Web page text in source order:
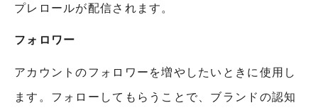
プレロールが配信されます。
フォロワー
アカウントのフォロワーを増やしたいときに使用し
ます。フォローしてもらうことで、ブランドの認知